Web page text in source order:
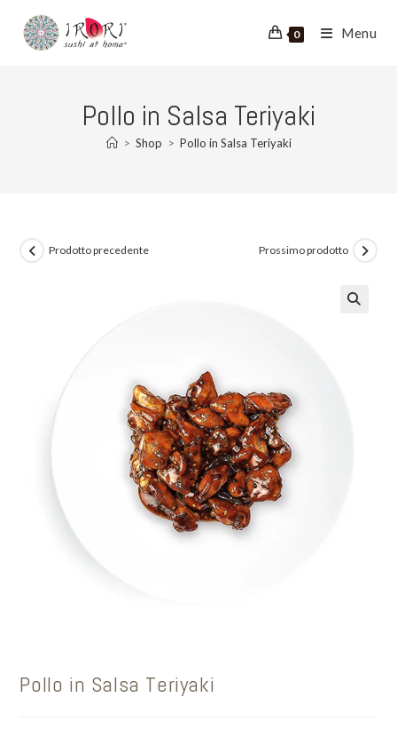
contenuto
0 Menu
Pollo in Salsa Teriyaki
> Shop > Pollo in Salsa Teriyaki
Prodotto precedente Prossimo prodotto
Pollo in Salsa Teriyaki